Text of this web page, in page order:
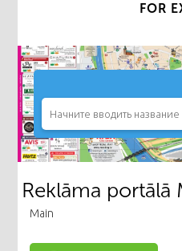
FOR
Reklāma portālā
Main